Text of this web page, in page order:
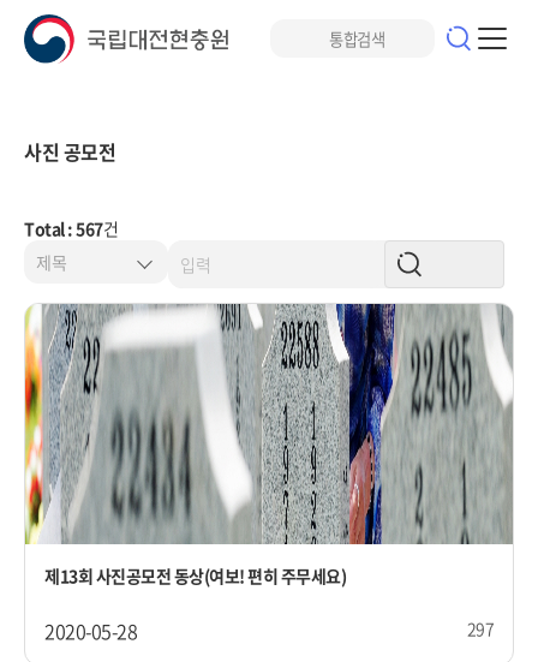
사진 공모전
Total : 567건
제13회 사진공모전 동상(여보! 편히 주무세요)
2020-05-28 297